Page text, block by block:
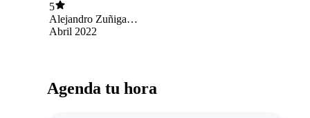
5
Alejandro Zuñiga
diaz
Abril 2022
Agenda tu hora